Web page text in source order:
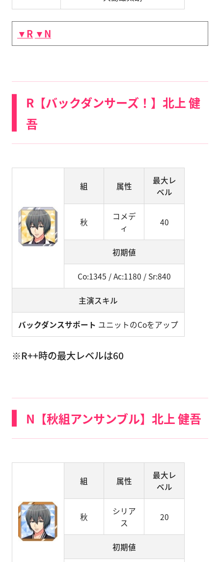
▼R ▼N
R【バックダンサーズ！】北上 健
吾
組 属性
最大レ
ベル
秋
コメデ
ィ
40
初期値
Co:1345 / Ac:1180 / Sr:840
主演スキル
バックダンスサポート ユニットのCoをアップ
※R++時の最大レベルは60
N【秋組アンサンブル】北上 健吾
組 属性
最大レ
ベル
秋
シリア
ス
20
初期値